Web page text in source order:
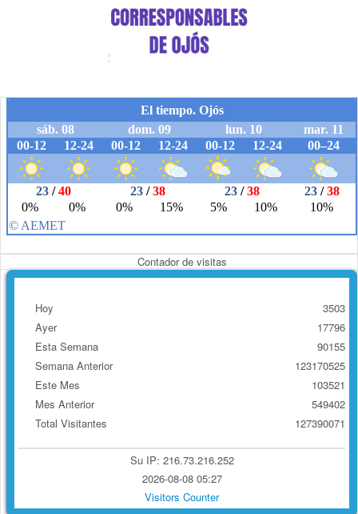
Contador de visitas
Hoy
Ayer
Esta Semana
Semana Anterior
Este Mes
Mes Anterior
Total Visitantes
3503
17796
90155
123170525
103521
549402
127390071
Su IP: 216.73.216.252
2026-08-08 05:27
Visitors Counter